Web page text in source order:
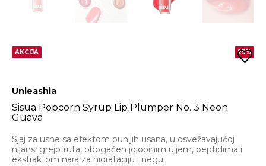
AKCIJA 25%
Unleashia
Sisua Popcorn Syrup Lip Plumper No. 3 Neon
Guava
Sjaj za usne sa efektom punijih usana, u osvežavajućoj
nijansi grejpfruta, obogaćen jojobinim uljem, peptidima i
ekstraktom nara za hidrataciju i negu.